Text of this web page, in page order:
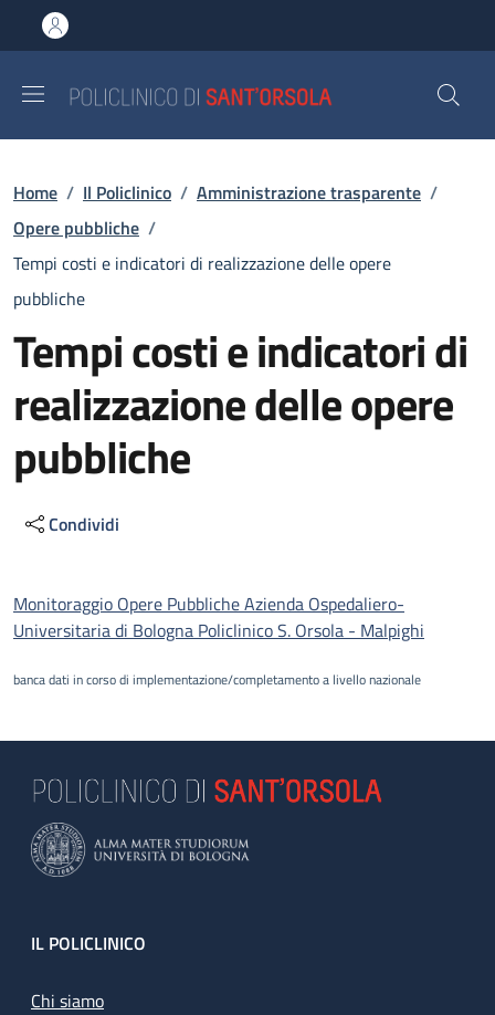
al contenuto principale
to footer content
Briciole di pane
Home / Il Policlinico / Amministrazione trasparente /
Opere pubbliche /
Tempi costi e indicatori di realizzazione delle opere
pubbliche
Tempi costi e indicatori di
realizzazione delle opere
pubbliche
Condividi
Descrizione
Monitoraggio Opere Pubbliche Azienda Ospedaliero-
Universitaria di Bologna Policlinico S. Orsola - Malpighi
banca dati in corso di implementazione/completamento a livello nazionale
Footer
IL POLICLINICO
Chi siamo